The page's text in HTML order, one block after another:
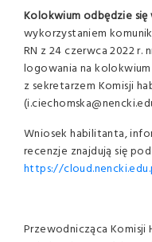
Kolokwium odbędzie
wykorzystaniem
RN z 24 czerwca 2022 r.
logowania na
z sekretarzem Komisji
Wniosek habilitanta,
recenzje znajdują się
https://
Przewodnicząca Komisji